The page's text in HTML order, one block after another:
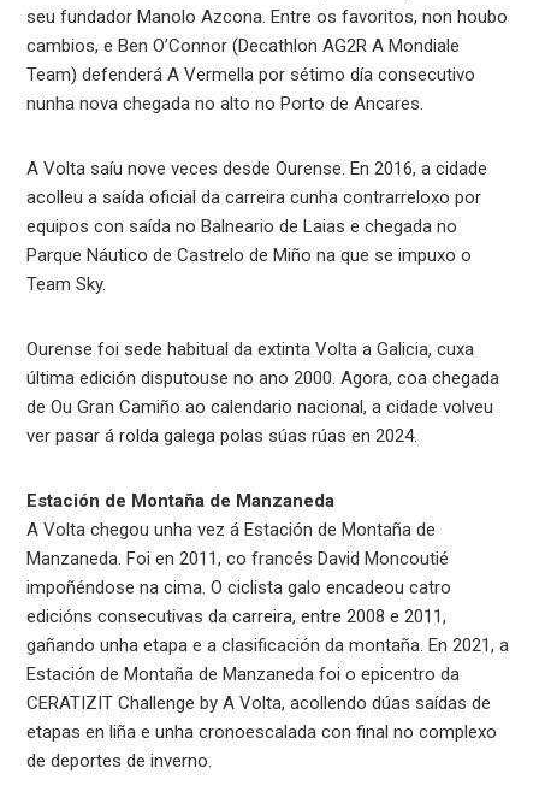
seu fundador Manolo Azcona. Entre os favoritos, non houbo
cambios, e Ben O’Connor (Decathlon AG2R A Mondiale
Team) defenderá A Vermella por sétimo día consecutivo
nunha nova chegada no alto no Porto de Ancares.
A Volta saíu nove veces desde Ourense. En 2016, a cidade
acolleu a saída oficial da carreira cunha contrarreloxo por
equipos con saída no Balneario de Laias e chegada no
Parque Náutico de Castrelo de Miño na que se impuxo o
Team Sky.
Ourense foi sede habitual da extinta Volta a Galicia, cuxa
última edición disputouse no ano 2000. Agora, coa chegada
de Ou Gran Camiño ao calendario nacional, a cidade volveu
ver pasar á rolda galega polas súas rúas en 2024.
Estación de Montaña de Manzaneda
A Volta chegou unha vez á Estación de Montaña de
Manzaneda. Foi en 2011, co francés David Moncoutié
impoñéndose na cima. O ciclista galo encadeou catro
edicións consecutivas da carreira, entre 2008 e 2011,
gañando unha etapa e a clasificación da montaña. En 2021, a
Estación de Montaña de Manzaneda foi o epicentro da
CERATIZIT Challenge by A Volta, acollendo dúas saídas de
etapas en liña e unha cronoescalada con final no complexo
de deportes de inverno.